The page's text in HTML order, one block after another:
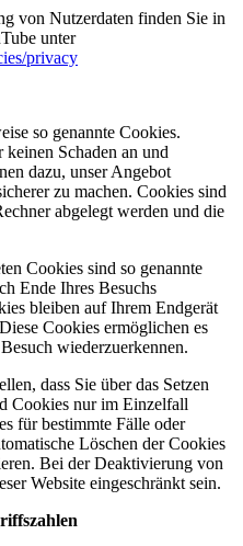
von Nutzerdaten finden Sie in
unter
privacy
so genannte Cookies.
Schaden an und
dazu, unser Angebot
zu machen. Cookies sind
abgelegt werden und die
Cookies sind so genannte
Ende Ihres Besuchs
bleiben auf Ihrem Endgerät
Cookies ermöglichen es
wiederzuerkennen.
dass Sie über das Setzen
Cookies nur im Einzelfall
für bestimmte Fälle oder
Löschen der Cookies
Bei der Deaktivierung von
Website eingeschränkt sein.